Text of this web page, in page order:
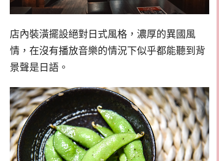
店內裝潢擺設絕對日式風格，濃厚的異國風
情，在沒有播放音樂的情況下似乎都能聽到背
景聲是日語。